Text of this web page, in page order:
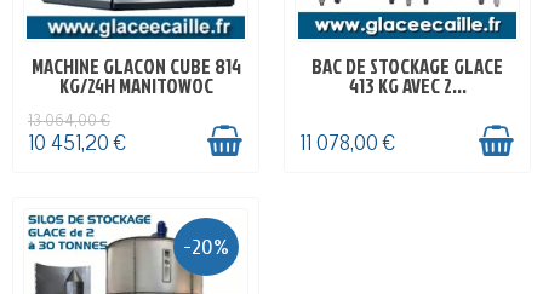
EN STOCK
MACHINE GLACON CUBE 814
KG/24H MANITOWOC
13 064,00 €
10 451,20 €
EN STOCK
BAC DE STOCKAGE GLACE
413 KG AVEC 2...
11 078,00 €
-20%